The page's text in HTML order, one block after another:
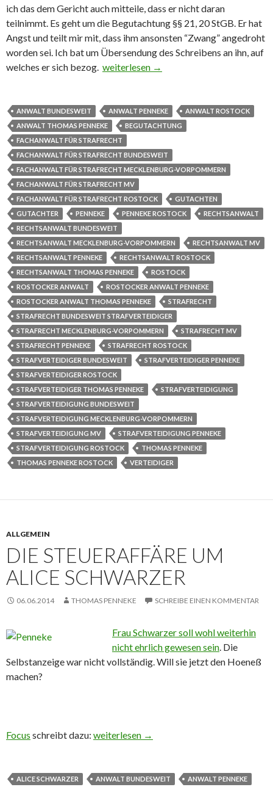
ich das dem Gericht auch mitteile, dass er nicht daran
teilnimmt. Es geht um die Begutachtung §§ 21, 20 StGB. Er hat
Angst und teilt mir mit, dass ihm ansonsten “Zwang” angedroht
worden sei. Ich bat um Übersendung des Schreibens an ihn, auf
welches er sich bezog. Bitte oder Vorführung?
weiterlesen →
ANWALT BUNDESWEIT ANWALT PENNEKE
ANWALT ROSTOCK
ANWALT THOMAS PENNEKE
BEGUTACHTUNG
FACHANWALT FÜR STRAFRECHT
FACHANWALT FÜR STRAFRECHT BUNDESWEIT
FACHANWALT FÜR STRAFRECHT MECKLENBURG-VORPOMMERN
FACHANWALT FÜR STRAFRECHT MV
FACHANWALT FÜR STRAFRECHT ROSTOCK
GUTACHTEN
GUTACHTER
PENNEKE PENNEKE ROSTOCK
RECHTSANWALT
RECHTSANWALT BUNDESWEIT
RECHTSANWALT MECKLENBURG-VORPOMMERN
RECHTSANWALT MV
RECHTSANWALT PENNEKE
RECHTSANWALT ROSTOCK
RECHTSANWALT THOMAS PENNEKE
ROSTOCK
ROSTOCKER ANWALT
ROSTOCKER ANWALT PENNEKE
ROSTOCKER ANWALT THOMAS PENNEKE
STRAFRECHT
STRAFRECHT BUNDESWEIT STRAFVERTEIDIGER
STRAFRECHT MECKLENBURG-VORPOMMERN
STRAFRECHT MV
STRAFRECHT PENNEKE
STRAFRECHT ROSTOCK
STRAFVERTEIDIGER BUNDESWEIT
STRAFVERTEIDIGER PENNEKE
STRAFVERTEIDIGER ROSTOCK
STRAFVERTEIDIGER THOMAS PENNEKE
STRAFVERTEIDIGUNG
STRAFVERTEIDIGUNG BUNDESWEIT
STRAFVERTEIDIGUNG MECKLENBURG-VORPOMMERN
STRAFVERTEIDIGUNG MV
STRAFVERTEIDIGUNG PENNEKE
STRAFVERTEIDIGUNG ROSTOCK
THOMAS PENNEKE
THOMAS PENNEKE ROSTOCK
VERTEIDIGER
ALLGEMEIN
DIE STEUERAFFÄRE UM
ALICE SCHWARZER
06.06.2014 THOMAS PENNEKE SCHREIBE EINEN KOMMENTAR
Frau Schwarzer soll wohl weiterhin
nicht ehrlich gewesen sein. Die
Selbstanzeige war nicht vollständig. Will sie jetzt den Hoeneß
machen?
Focus schreibt dazu: Die Steueraffäre um Alice Schwarzer
weiterlesen →
ALICE SCHWARZER ANWALT BUNDESWEIT ANWALT PENNEKE